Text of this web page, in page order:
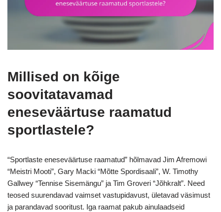
Millised on kõige
soovitatavamad
eneseväärtuse raamatud
sportlastele?
“Sportlaste eneseväärtuse raamatud” hõlmavad Jim Afremowi
“Meistri Mooti”, Gary Macki “Mõtte Spordisaali”, W. Timothy
Gallwey “Tennise Sisemängu” ja Tim Groveri “Jõhkralt”. Need
teosed suurendavad vaimset vastupidavust, ületavad väsimust
ja parandavad sooritust. Iga raamat pakub ainulaadseid